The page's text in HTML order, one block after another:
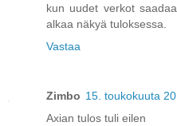
kun uudet verkot
alkaa näkyä tuloksessa.
Vastaa
Zimbo 15. toukokuuta
Axian tulos tuli eilen